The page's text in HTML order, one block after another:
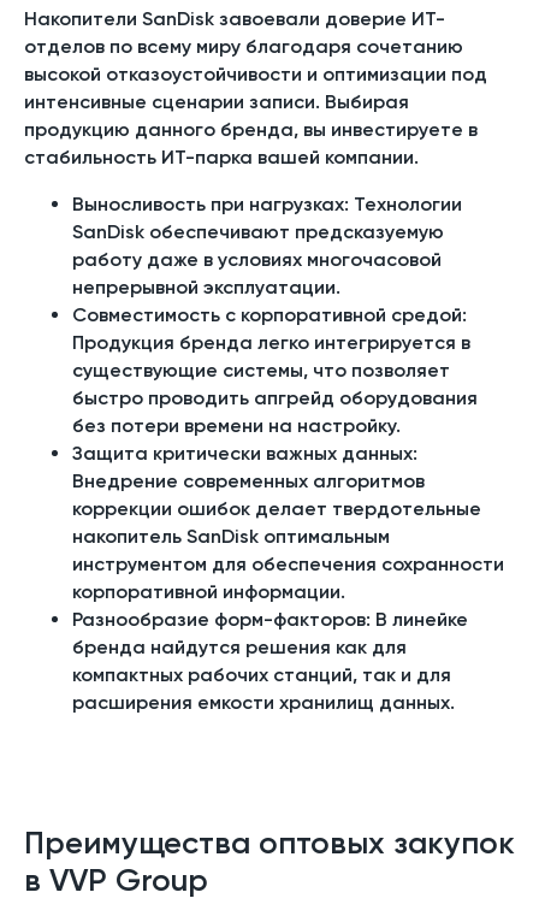
Накопители SanDisk завоевали доверие ИТ-
отделов по всему миру благодаря сочетанию
высокой отказоустойчивости и оптимизации под
интенсивные сценарии записи. Выбирая
продукцию данного бренда, вы инвестируете в
стабильность ИТ-парка вашей компании.
Выносливость при нагрузках: Технологии
SanDisk обеспечивают предсказуемую
работу даже в условиях многочасовой
непрерывной эксплуатации.
Совместимость с корпоративной средой:
Продукция бренда легко интегрируется в
существующие системы, что позволяет
быстро проводить апгрейд оборудования
без потери времени на настройку.
Защита критически важных данных:
Внедрение современных алгоритмов
коррекции ошибок делает твердотельные
накопитель SanDisk оптимальным
инструментом для обеспечения сохранности
корпоративной информации.
Разнообразие форм-факторов: В линейке
бренда найдутся решения как для
компактных рабочих станций, так и для
расширения емкости хранилищ данных.
Преимущества оптовых закупок
в VVP Group